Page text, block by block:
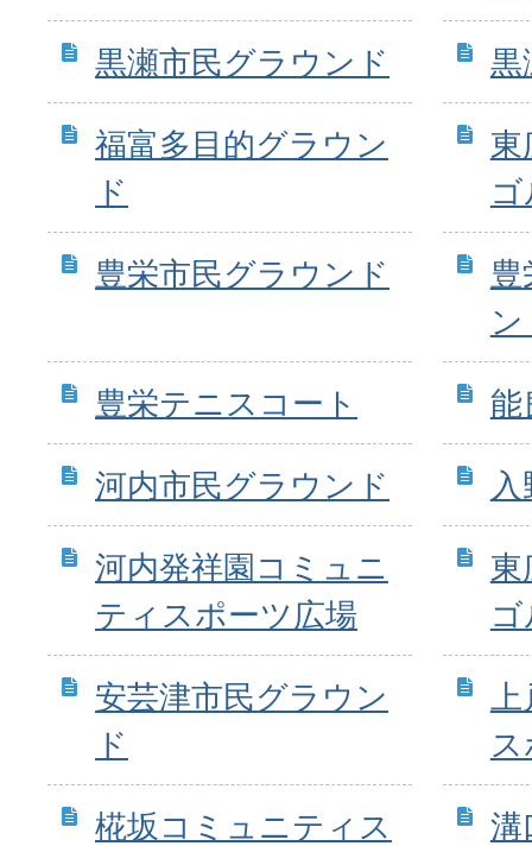
黒瀬市民グラウンド 黒
福富多目的グラウン
ド
東
豊栄市民グラウンド
豊栄テニスコート 能
河内市民グラウンド
河内発祥園コミュニ
ティスポーツ広場
東
安芸津市民グラウン
ド
椛坂コミュニティス
溝